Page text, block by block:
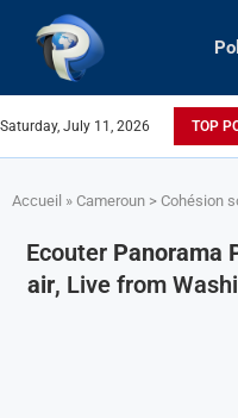
Saturday, July 11, 2026 TOP
Accueil » Cameroun > Cohésion
Ecouter Panorama
air, Live from